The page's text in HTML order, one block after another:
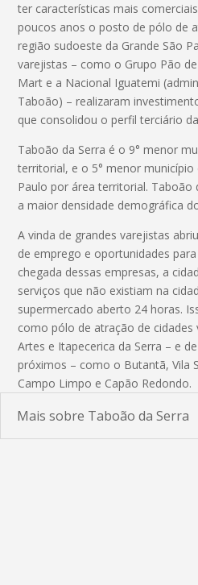
ter características mais
poucos anos o posto de pólo de
região sudoeste da Grande São
varejistas – como o Grupo Pão
Mart e a Nacional Iguatemi
Taboão) – realizaram
que consolidou o perfil terciário
Taboão da Serra é o 9° menor
territorial, e o 5° menor município
Paulo por área territorial. Taboão
a maior densidade demográfica
A vinda de grandes varejistas
de emprego e oportunidades
chegada dessas empresas, a
serviços que não existiam na
supermercado aberto 24 horas.
como pólo de atração de cidades
Artes e Itapecerica da Serra – e
próximos – como o Butantã, Vila
Campo Limpo e Capão Redondo.
Mais sobre Taboão da Serra